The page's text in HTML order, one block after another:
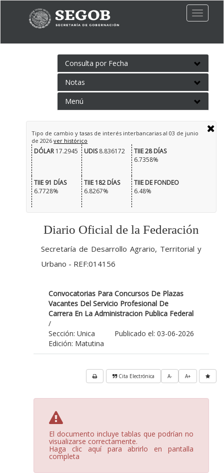
Toggle
Consulta por Fecha
Notas
Menú
Tipo de cambio y tasas de interés interbancarias al 03 de junio
de 2026ver histórico
DÓLAR17.2945 UDIS8.836172
TIIE 28 DÍAS
6.7358%
TIIE 91 DÍAS
6.7728%
TIIE 182 DÍAS
6.8267%
TIIE DE FONDEO
6.48%
Diario Oficial de la Federación
Secretaría de Desarrollo Agrario, Territorial y
Urbano - REF:014156
Convocatorias Para Concursos De Plazas
Vacantes Del Servicio Profesional De
Carrera En La Administracion Publica Federal
/
Publicado el: 03-06-2026
Sección: Unica
Edición: Matutina
A+
A-
Cita Electrónica
El documento incluye tablas que podrían no
visualizarse correctamente.
Haga clic aquí para abrirlo en pantalla
completa